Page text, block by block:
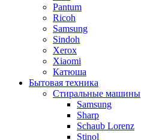
Pantum
Ricoh
Samsung
Sindoh
Xerox
Xiaomi
Катюша
Бытовая техника
Стиральные машины
Samsung
Sharp
Schaub Lorenz
Stinol